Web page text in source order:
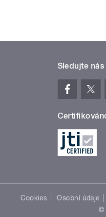
Sledujte nás
Cookies Osobní údaje
©